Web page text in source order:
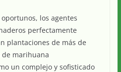
los agentes
perfectamente
plantaciones de más de
de marihuana
un complejo y sofisticado